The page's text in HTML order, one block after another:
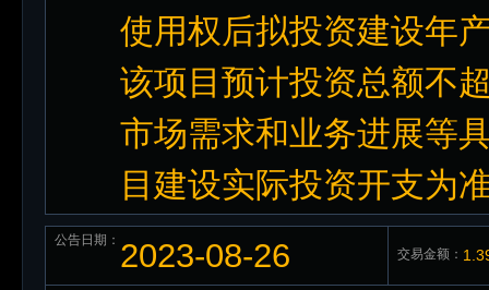
使用权后拟投资建设年
该项目预计投资总额不
市场需求和业务进展等
目建设实际投资开支为
公告日期： 2023-08-26 交易金额：